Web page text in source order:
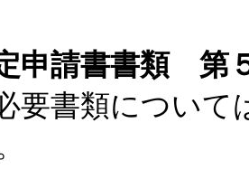
請書書類 第５
類については